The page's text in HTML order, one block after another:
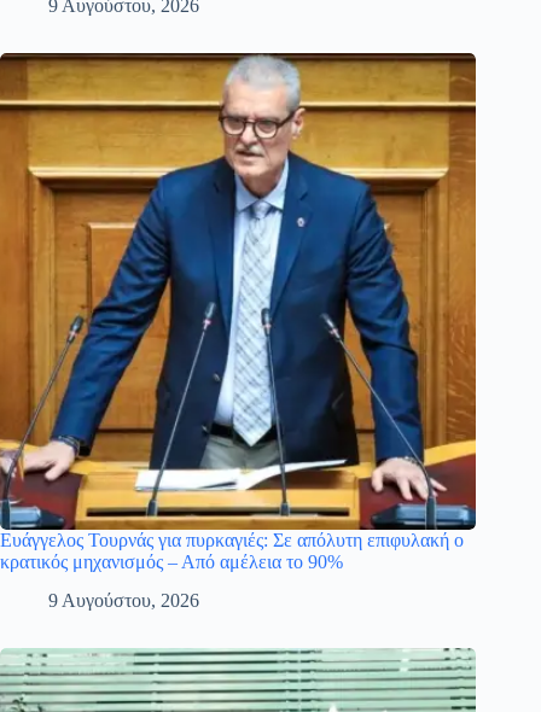
9 Αυγούστου, 2026
Ευάγγελος Τουρνάς για πυρκαγιές: Σε απόλυτη επιφυλακή ο
κρατικός μηχανισμός – Από αμέλεια το 90%
9 Αυγούστου, 2026